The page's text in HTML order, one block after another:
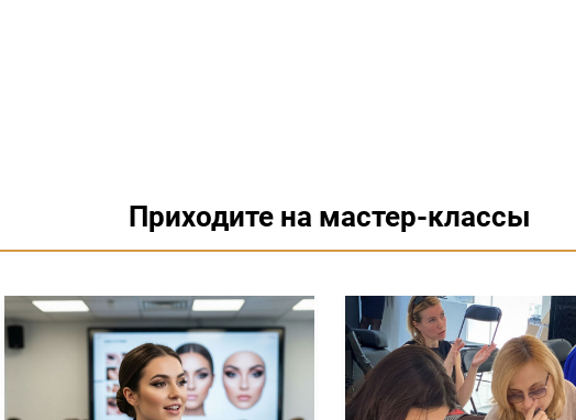
Приходите на мастер-классы